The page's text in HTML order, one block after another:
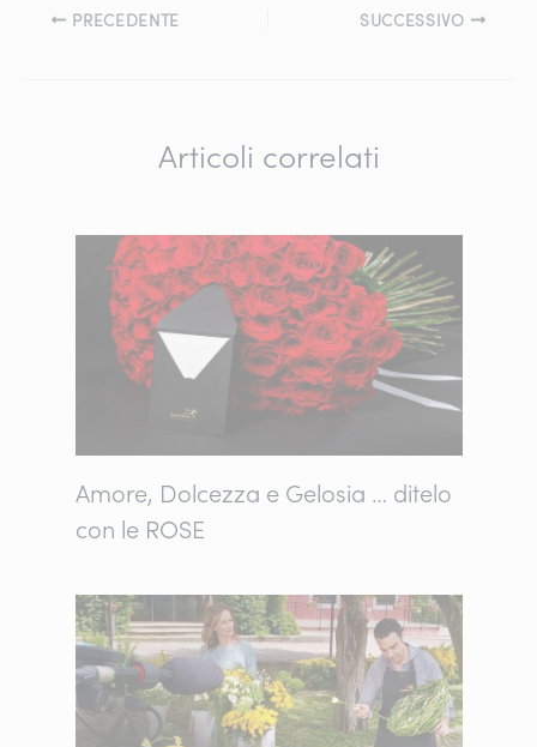
PRECEDENTE SUCCESSIVO
Articoli correlati
Amore, Dolcezza e Gelosia … ditelo
con le ROSE